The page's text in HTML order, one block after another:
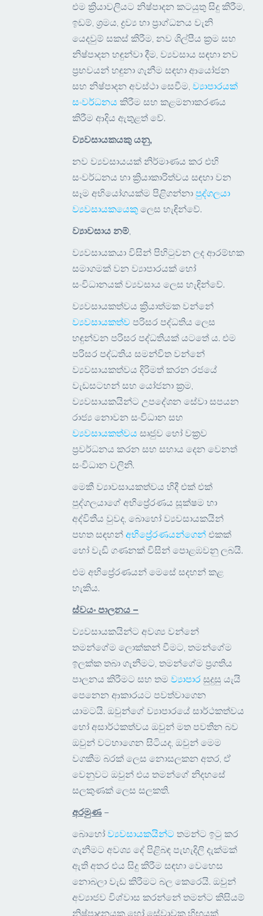
එම ක්‍රියාවලියට නිෂ්පාදන කටයුතු සිදු කිරීම,
ඉඩම්, ශ්‍රමය, ද්‍රව්‍ය හා ප්‍රාග්ධනය වැනි
යෙදවුම් සකස් කිරීම, නව ශිල්පීය ක්‍රම සහ
නිෂ්පාදන හඳුන්වා දීම, ව්‍යවසාය සඳහා නව
ප්‍රභවයන් හඳුනා ගැනීම සඳහා ආයෝජන
සහ නිෂ්පාදන අවස්ථා සෙවීම,ව්‍යාපාරයක්
සංවර්ධනය කිරීම සහ කළමනාකරණය
කිරීම ආදිය ඇතුළත් වේ.
ව්‍යවසායකයකු යනු,
නව ව්‍යවසායයක් නිර්මාණය කර එහි
සංවර්ධනය හා ක්‍රියාකාරිත්වය සඳහා වන
සෑම අභියෝගයක්ම පිළිගන්නාපුද්ගලයා
ව්‍යවසායකයෙකු ලෙස හැඳින්වේ.
ව්‍යාවසාය නම්,
ව්‍යවසායකයා විසින් පිහිටුවන ලද ආරම්භක
සමාගමක් වන ව්‍යාපාරයක් හෝ
සංවිධානයක් ව්‍යවසාය ලෙස හැඳින්වේ.
ව්‍යවසායකත්වය ක්‍රියාත්මක වන්නේ
ව්‍යවසායකත්ව පරිසර පද්ධතිය ලෙස
හඳුන්වන පරිසර පද්ධතියක් යටතේ ය. එම
පරිසර පද්ධතිය සමන්විත වන්නේ
ව්‍යවසායකත්වය දිරිමත් කරන රජයේ
වැඩසටහන් සහ යෝජනා ක්‍රම,
ව්‍යවසායකයින්ට උපදේශන සේවා සපයන
රාජ්‍ය නොවන සංවිධාන සහ
ව්‍යවසායකත්වය සෘජුව හෝ වක්‍රව
ප්‍රවර්ධනය කරන සහ සහාය දෙන වෙනත්
සංවිධාන වලිනි.
මෙකී ව්‍යාවසායකත්වය හිදී එක් එක්
පුද්ගලයාගේ අභිප්‍රේරණය සූක්ෂම හා
අද්විතීය වුවද, බොහෝ ව්‍යවසායකයින්
පහත සඳහන්අභිප්‍රේරණයන්ගෙන් එකක්
හෝ වැඩි ගණනක් විසින් පොළඹවනු ලබයි.
එම අභිප්‍රේරණයන් මෙසේ සදහන් කළ
හැකිය.
ස්වයං පාලනය –
ව්‍යවසායකයින්ට අවශ්‍ය වන්නේ
තමන්ගේම ලොක්කන් වීමට, තමන්ගේම
ඉලක්ක තබා ගැනීමට, තමන්ගේම ප්‍රගතිය
පාලනය කිරීමට සහ තමව්‍යාපාර සුදුසු යැයි
පෙනෙන ආකාරයට පවත්වාගෙන
යාමටයි. ඔවුන්ගේ ව්‍යාපාරයේ සාර්ථකත්වය
හෝ අසාර්ථකත්වය ඔවුන් මත පවතින බව
ඔවුන් වටහාගෙන සිටියද, ඔවුන් මෙම
වගකීම බරක් ලෙස නොසලකන අතර, ඒ
වෙනුවට ඔවුන් එය තමන්ගේ නිදහසේ
සලකුණක් ලෙස සලකති.
අරමුණ –
බොහෝව්‍යවසායකයින්ට තමන්ට ඉටු කර
ගැනීමට අවශ්‍ය දේ පිළිබඳ පැහැදිලි දැක්මක්
ඇති අතර එය සිදු කිරීම සඳහා වෙහෙස
නොබලා වැඩ කිරීමට බල කෙරෙයි. ඔවුන්
අව්‍යාජව විශ්වාස කරන්නේ තමන්ට කිසියම්
නිෂ්පාදනයක හෝ සේවාවක හිඟයක්